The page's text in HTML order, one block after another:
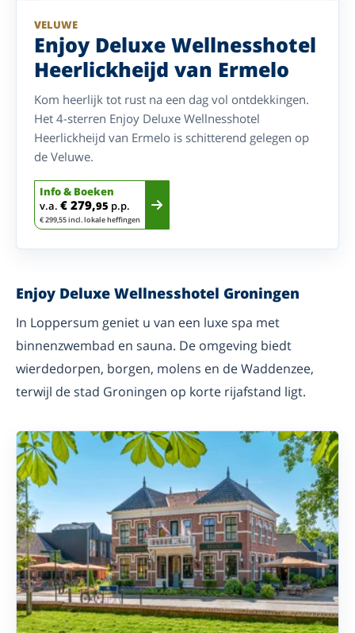
VELUWE
Enjoy Deluxe Wellnesshotel
Heerlickheijd van Ermelo
Kom heerlijk tot rust na een dag vol ontdekkingen.
Het 4-sterren Enjoy Deluxe Wellnesshotel
Heerlickheijd van Ermelo is schitterend gelegen op
de Veluwe.
Info & Boeken
v.a. € 279,95 p.p.
€ 299,55 incl. lokale heffingen
Enjoy Deluxe Wellnesshotel Groningen
In Loppersum geniet u van een luxe spa met
binnenzwembad en sauna. De omgeving biedt
wierdedorpen, borgen, molens en de Waddenzee,
terwijl de stad Groningen op korte rijafstand ligt.